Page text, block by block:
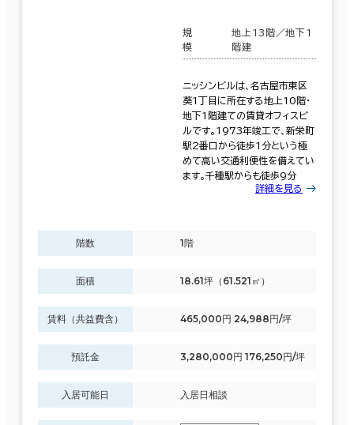
規
模
地上13階／地下1
階建
ニッシンビルは、名古屋市東区
葵1丁目に所在する地上10階・
地下1階建ての賃貸オフィスビ
ルです。1973年竣工で、新栄町
駅2番口から徒歩1分という極
めて高い交通利便性を備えてい
ます。千種駅からも徒歩9分
詳細を見る
階数 1階
面積 18.61坪（61.521㎡）
賃料（共益費含） 465,000円 24,988円/坪
預託金 3,280,000円 176,250円/坪
入居可能日 入居日相談